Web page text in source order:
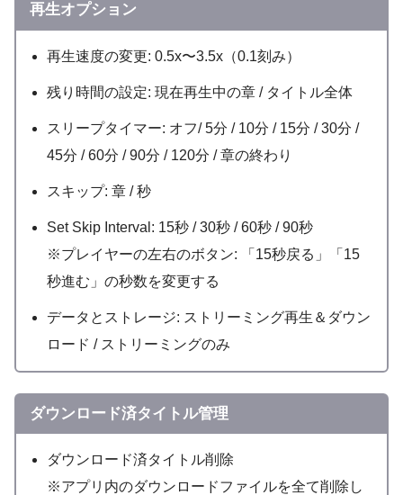
再生オプション
再生速度の変更: 0.5x〜3.5x（0.1刻み）
残り時間の設定: 現在再生中の章 / タイトル全体
スリープタイマー: オフ/ 5分 / 10分 / 15分 / 30分 /
45分 / 60分 / 90分 / 120分 / 章の終わり
スキップ: 章 / 秒
Set Skip Interval: 15秒 / 30秒 / 60秒 / 90秒
※プレイヤーの左右のボタン: 「15秒戻る」「15
秒進む」の秒数を変更する
データとストレージ: ストリーミング再生＆ダウン
ロード / ストリーミングのみ
ダウンロード済タイトル管理
ダウンロード済タイトル削除
※アプリ内のダウンロードファイルを全て削除し